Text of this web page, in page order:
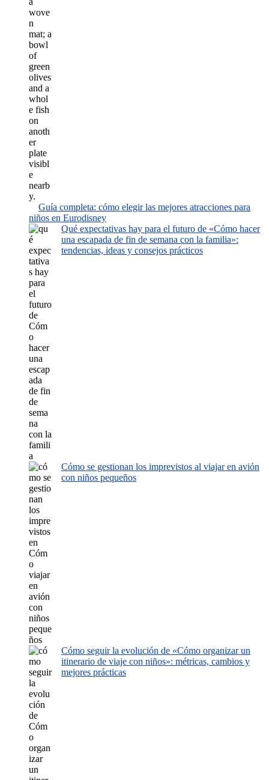
Guía completa: cómo elegir las mejores atracciones para
niños en Eurodisney
Qué expectativas hay para el futuro de «Cómo hacer
una escapada de fin de semana con la familia»:
tendencias, ideas y consejos prácticos
Cómo se gestionan los imprevistos al viajar en avión
con niños pequeños
Cómo seguir la evolución de «Cómo organizar un
itinerario de viaje con niños»: métricas, cambios y
mejores prácticas